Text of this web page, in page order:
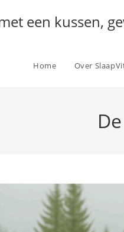
een kussen,
Home Over